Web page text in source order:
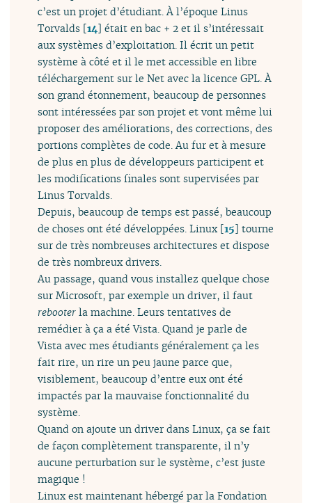
c’est un projet d’étudiant. À l’époque Linus
Torvalds [14] était en bac + 2 et il s’intéressait
aux systèmes d’exploitation. Il écrit un petit
système à côté et il le met accessible en libre
téléchargement sur le Net avec la licence GPL. À
son grand étonnement, beaucoup de personnes
sont intéressées par son projet et vont même lui
proposer des améliorations, des corrections, des
portions complètes de code. Au fur et à mesure
de plus en plus de développeurs participent et
les modifications finales sont supervisées par
Linus Torvalds.
Depuis, beaucoup de temps est passé, beaucoup
de choses ont été développées. Linux [15] tourne
sur de très nombreuses architectures et dispose
de très nombreux drivers.
Au passage, quand vous installez quelque chose
sur Microsoft, par exemple un driver, il faut
rebooter la machine. Leurs tentatives de
remédier à ça a été Vista. Quand je parle de
Vista avec mes étudiants généralement ça les
fait rire, un rire un peu jaune parce que,
visiblement, beaucoup d’entre eux ont été
impactés par la mauvaise fonctionnalité du
système.
Quand on ajoute un driver dans Linux, ça se fait
de façon complètement transparente, il n’y
aucune perturbation sur le système, c’est juste
magique !
Linux est maintenant hébergé par la Fondation